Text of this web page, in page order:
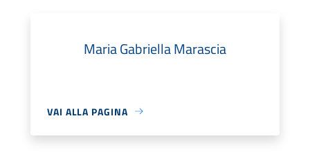
Maria Gabriella Marascia
VAI ALLA PAGINA